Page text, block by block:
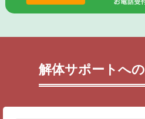
解体サポートへ